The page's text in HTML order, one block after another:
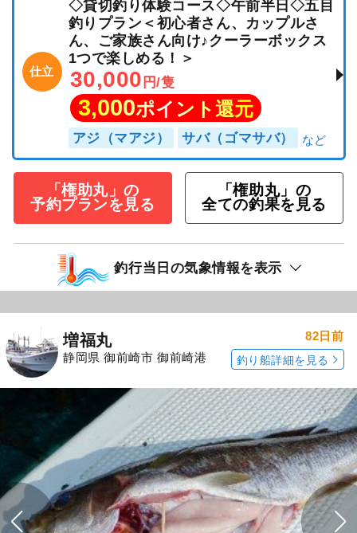
仕立
◇貸切釣り体験コース◇午前半日◇五目
釣りプラン＜初心者さん、カップルさ
ん、ご家族さん向け♪クーラーボックス
1つで楽しめる！＞
30,000 円/隻
3,000ポイント還元
アジ（マアジ） サバ（ゴマサバ）
「権助丸」の
予約プランを見る
「権助丸」の
全ての釣果を見る
釣行当日の気象情報を表示
増福丸
静岡県 御前崎市 御前崎港
82日前
釣り船詳細を見る